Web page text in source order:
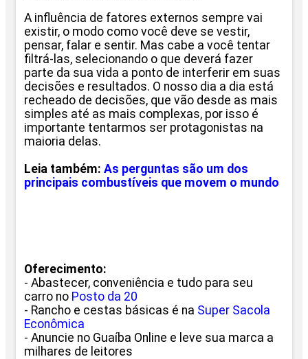
A influência de fatores externos sempre vai
existir, o modo como você deve se vestir,
pensar, falar e sentir. Mas cabe a você tentar
filtrá-las, selecionando o que deverá fazer
parte da sua vida a ponto de interferir em suas
decisões e resultados. O nosso dia a dia está
recheado de decisões, que vão desde as mais
simples até as mais complexas, por isso é
importante tentarmos ser protagonistas na
maioria delas.
Leia também: As perguntas são um dos
principais combustíveis que movem o mundo
Oferecimento:
- Abastecer, conveniência e tudo para seu
carro no Posto da 20
- Rancho e cestas básicas é na Super Sacola
Econômica
- Anuncie no Guaíba Online e leve sua marca a
milhares de leitores